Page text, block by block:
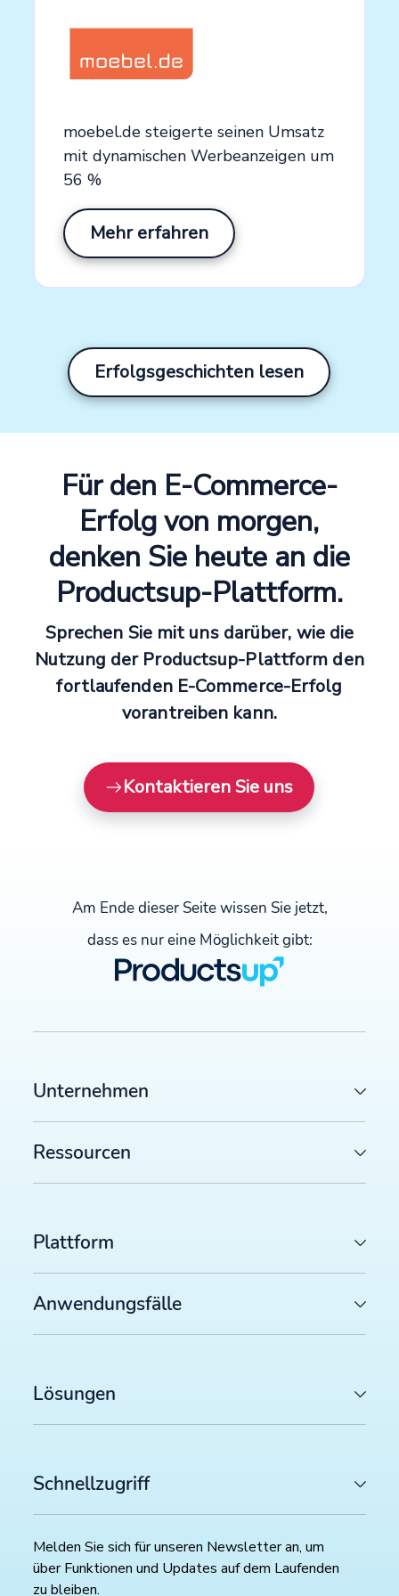
moebel.de steigerte seinen Umsatz
mit dynamischen Werbeanzeigen um
56 %
Mehr erfahren
Erfolgsgeschichten lesen
Für den E-Commerce-
Erfolg von morgen,
denken Sie heute an die
Productsup-Plattform.
Sprechen Sie mit uns darüber, wie die
Nutzung der Productsup-Plattform den
fortlaufenden E-Commerce-Erfolg
vorantreiben kann.
Kontaktieren Sie uns
Am Ende dieser Seite wissen Sie jetzt,
dass es nur eine Möglichkeit gibt:
Unternehmen
Ressourcen
Plattform
Anwendungsfälle
Lösungen
Schnellzugriff
Melden Sie sich für unseren Newsletter an, um
über Funktionen und Updates auf dem Laufenden
zu bleiben.